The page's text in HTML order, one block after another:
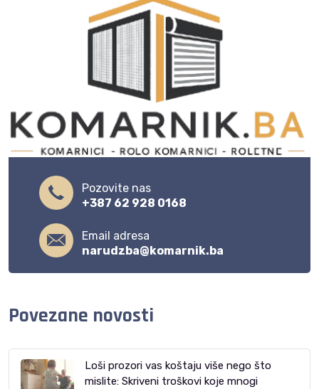
Pozovite nas
+387 62 928 0168
Email adresa
narudzba@komarnik.ba
Povezane novosti
Loši prozori vas koštaju više nego što
mislite: Skriveni troškovi koje mnogi